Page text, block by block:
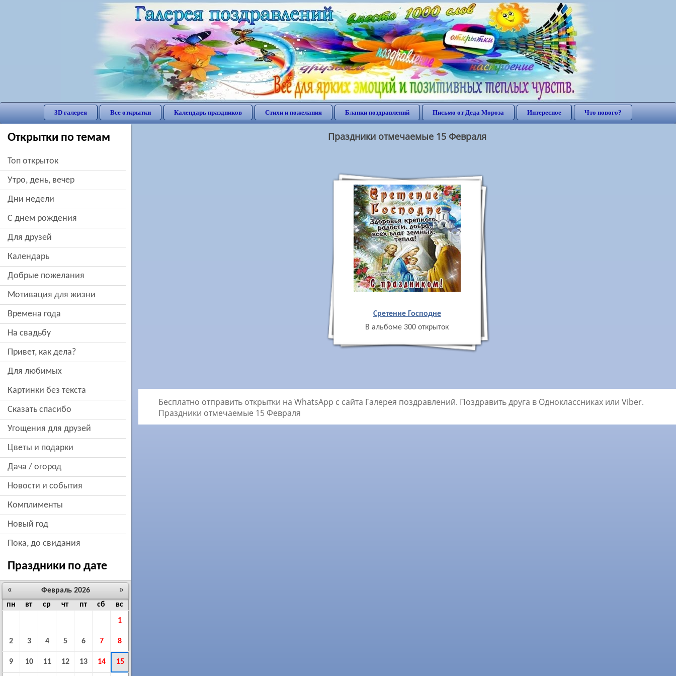
3D галерея Все открытки Календарь праздников Стихи и пожелания Бланки поздравлений Письмо от Деда Мороза Интересное Что нового?
Открытки по темам
Топ открыток
утро, день, вечер
дни недели
c днем рождения
для друзей
Календарь
добрые пожелания
мотивация для жизни
времена года
на свадьбу
привет, как дела?
для любимых
картинки без текста
сказать спасибо
угощения для друзей
цветы и подарки
дача / огород
новости и события
комплименты
новый год
пока, до свидания
Праздники по дате
« »
Февраль 2026
пн
вт ср чт пт сб
вс
1
2 3 4 5 6 7 8
9 10 11 12 13 14 15
Праздники отмечаемые 15 Февраля
Сретение Господне
В альбоме 300 открыток
Бесплатно отправить открытки на WhatsApp с сайта Галерея поздравлений. Поздравить друга в Одноклассниках или Viber.
Праздники отмечаемые 15 Февраля